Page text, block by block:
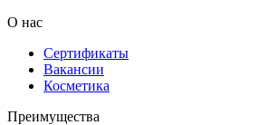
О нас
Сертификаты
Вакансии
Косметика
Преимущества